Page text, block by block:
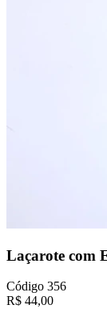
Laçarote com
Código 356
R$ 44,00